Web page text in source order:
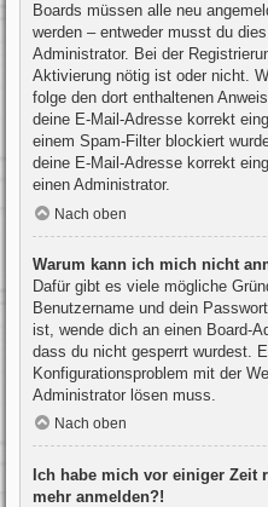
Boards müssen alle neu
werden – entweder musst du
Administrator. Bei der
Aktivierung nötig ist oder nicht.
folge den dort enthaltenen
deine E-Mail-Adresse korrekt
einem Spam-Filter blockiert
deine E-Mail-Adresse korrekt
einen Administrator.
Nach oben
Warum kann ich mich nicht
Dafür gibt es viele mögliche
Benutzername und dein
ist, wende dich an einen Board-
dass du nicht gesperrt wurdest.
Konfigurationsproblem mit der
Administrator lösen muss.
Nach oben
Ich habe mich vor einiger Zeit
mehr anmelden?!